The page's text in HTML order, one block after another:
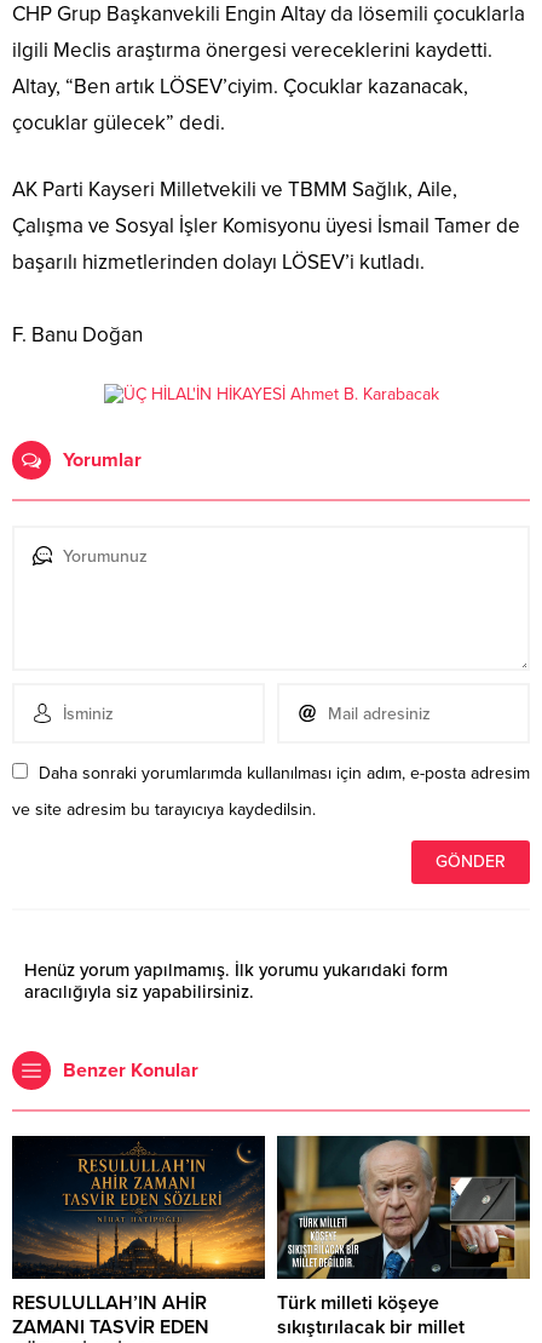
CHP Grup Başkanvekili Engin Altay da lösemili çocuklarla
ilgili Meclis araştırma önergesi vereceklerini kaydetti.
Altay, “Ben artık LÖSEV’ciyim. Çocuklar kazanacak,
çocuklar gülecek” dedi.
AK Parti Kayseri Milletvekili ve TBMM Sağlık, Aile,
Çalışma ve Sosyal İşler Komisyonu üyesi İsmail Tamer de
başarılı hizmetlerinden dolayı LÖSEV’i kutladı.
F. Banu Doğan
Yorumlar
Daha sonraki yorumlarımda kullanılması için adım, e-posta adresim
ve site adresim bu tarayıcıya kaydedilsin.
Henüz yorum yapılmamış. İlk yorumu yukarıdaki form
aracılığıyla siz yapabilirsiniz.
Benzer Konular
RESULULLAH’IN AHİR
ZAMANI TASVİR EDEN
Türk milleti köşeye
sıkıştırılacak bir millet